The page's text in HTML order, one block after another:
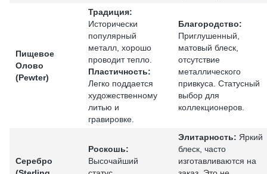
Пищевое
Олово
(Pewter)
Традиция:
Исторически
популярный
металл, хорошо
проводит тепло.
Пластичность:
Легко поддается
художественному
литью и
гравировке.
Благородство:
Приглушенный,
матовый блеск,
отсутствие
металлического
привкуса. Статусный
выбор для
коллекционеров.
Серебро
Роскошь:
Высочайший
Элитарность: Яркий
блеск, часто
изготавливаются на